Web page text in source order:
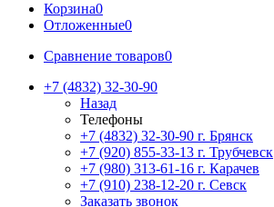
Корзина0
Отложенные0
Сравнение товаров0
+7 (4832) 32-30-90
Назад
Телефоны
+7 (4832) 32-30-90 г. Брянск
+7 (920) 855-33-13 г. Трубчевск
+7 (980) 313-61-16 г. Карачев
+7 (910) 238-12-20 г. Севск
Заказать звонок